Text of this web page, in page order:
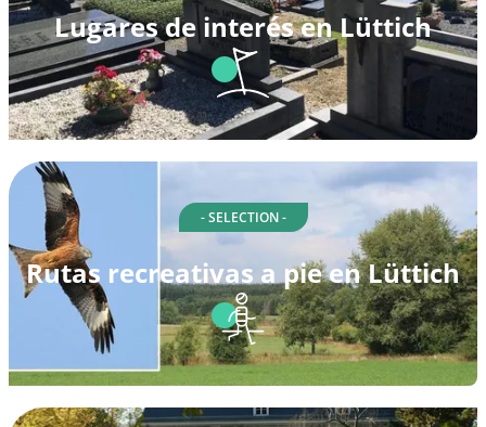
Lugares de interés en Lüttich
- SELECTION -
Rutas recreativas a pie en Lüttich